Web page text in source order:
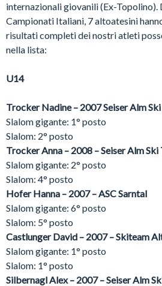
internazionali giovanili (Ex-Topolino).
Campionati Italiani, 7 altoatesini
risultati completi dei nostri atleti
nella lista:
U14
Trocker Nadine – 2007 Seiser Alm
Slalom gigante: 1° posto
Slalom: 2° posto
Trocker Anna – 2008 – Seiser Alm Ski
Slalom gigante: 2° posto
Slalom: 4° posto
Hofer Hanna – 2007 – ASC Sarntal
Slalom gigante: 6° posto
Slalom: 5° posto
Castlunger David – 2007 – Skiteam
Slalom gigante: 1° posto
Slalom: 1° posto
Silbernagl Alex – 2007 – Seiser Alm